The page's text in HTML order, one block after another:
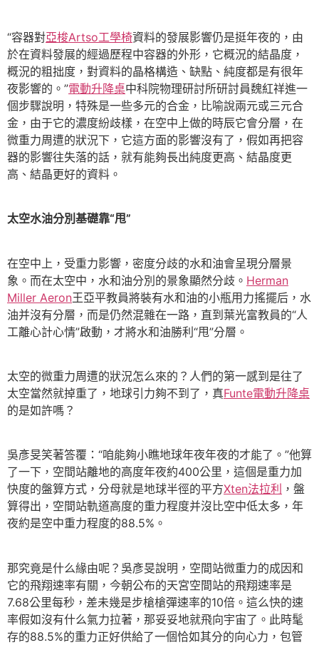
“容器對亞梭Artso工學椅資料的發展影響仍是挺年夜的，由
於在資料發展的經過歷程中容器的外形，它概況的結晶度，
概況的粗拙度，對資料的晶格構造、缺點、純度都是有很年
夜影響的。”電動升降桌中科院物理研討所研討員魏紅祥進一
個步驟說明，特殊是一些多元的合金，比喻說兩元或三元合
金，由于它的濃度紛歧樣，在空中上做的時辰它會分層，在
微重力周遭的狀況下，它這方面的影響沒有了，假如再把容
器的影響往失落的話，就有能夠長出純度更高、結晶度更
高、結晶更好的資料。
太空水油分別基礎靠“甩”
在空中上，受重力影響，密度分歧的水和油會呈現分層景
象。而在太空中，水和油分別的景象顯然分歧。 Herman
Miller Aeron王亞平教員將裝有水和油的小瓶用力搖擺后，水
油并沒有分層，而是仍然混雜在一路，直到葉光富教員的“人
工離心計心情”啟動，才將水和油勝利“甩”分層。
太空的微重力周遭的狀況怎么來的？人們的第一感到是往了
太空當然就掉重了，地球引力夠不到了，真Funte電動升降桌
的是如許嗎？
吳彥旻笑著答覆：“咱能夠小瞧地球年夜年夜的才能了。”他算
了一下，空間站離地的高度年夜約400公里，這個是重力加
快度的盤算方式，分母就是地球半徑的平方Xten法拉利 ，盤
算得出，空間站軌道高度的重力程度并沒比空中低太多，年
夜約是空中重力程度的88.5%。
那究竟是什么緣由呢？吳彥旻說明，空間站微重力的成因和
它的飛翔速率有關，今朝公布的天宮空間站的飛翔速率是
7.68公里每秒，差未幾是步槍槍彈速率的10倍。這么快的速
率假如沒有什么氣力拉著，那妥妥地就飛向宇宙了。此時髦
存的88.5%的重力正好供給了一個恰如其分的向心力，包管